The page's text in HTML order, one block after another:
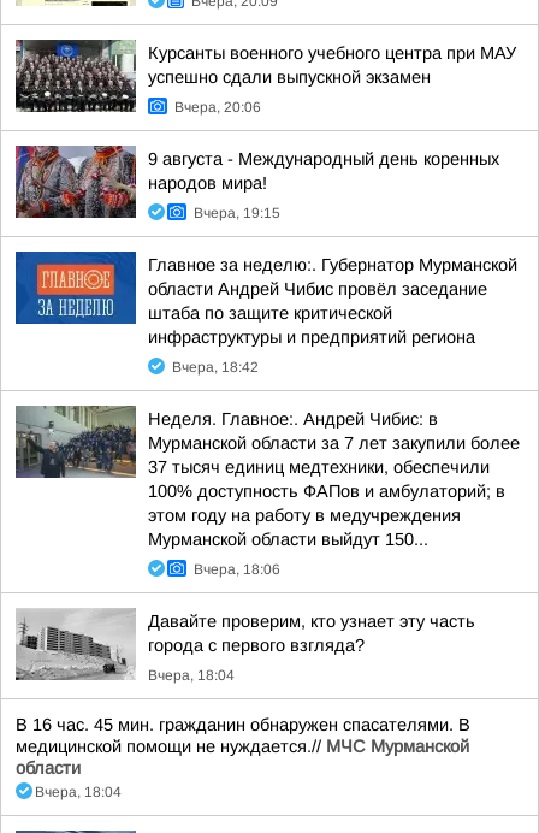
Курсанты военного учебного центра при МАУ
успешно сдали выпускной экзамен
Вчера, 20:06
9 августа - Международный день коренных
народов мира!
Вчера, 19:15
Главное за неделю:. Губернатор Мурманской
области Андрей Чибис провёл заседание
штаба по защите критической
инфраструктуры и предприятий региона
Вчера, 18:42
Неделя. Главное:. Андрей Чибис: в
Мурманской области за 7 лет закупили более
37 тысяч единиц медтехники, обеспечили
100% доступность ФАПов и амбулаторий; в
этом году на работу в медучреждения
Мурманской области выйдут 150...
Вчера, 18:06
Давайте проверим, кто узнает эту часть
города с первого взгляда?
Вчера, 18:04
В 16 час. 45 мин. гражданин обнаружен спасателями. В
медицинской помощи не нуждается.// МЧС Мурманской
области
Вчера, 18:04